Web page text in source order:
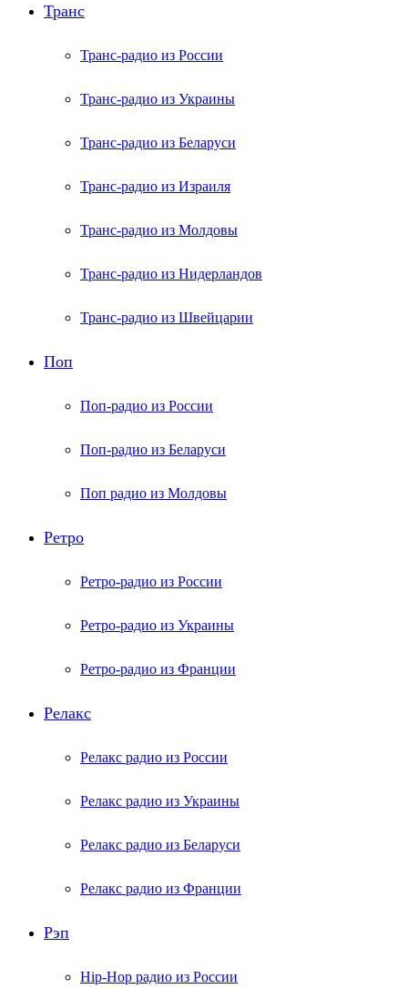
Транс
Транс-радио из России
Транс-радио из Украины
Транс-радио из Беларуси
Транс-радио из Израиля
Транс-радио из Молдовы
Транс-радио из Нидерландов
Транс-радио из Швейцарии
Поп
Поп-радио из России
Поп-радио из Беларуси
Поп радио из Молдовы
Ретро
Ретро-радио из России
Ретро-радио из Украины
Ретро-радио из Франции
Релакс
Релакс радио из России
Релакс радио из Украины
Релакс радио из Беларуси
Релакс радио из Франции
Рэп
Hip-Hop радио из России